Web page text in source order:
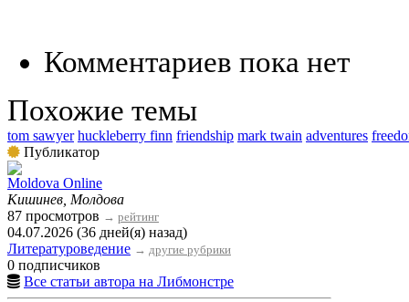
Комментариев пока нет
Похожие темы
tom sawyer huckleberry finn friendship mark twain adventures
Публикатор
Moldova Online
Кишинев, Молдова
87 просмотров → рейтинг
04.07.2026 (36 дней(я) назад)
Литературоведение → другие рубрики
0 подписчиков
Все статьи автора на Либмонстре